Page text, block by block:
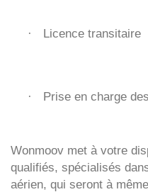
· Licence transitaire
· Prise en charge
Wonmoov met à votre
qualifiés, spécialisés
aérien, qui seront à